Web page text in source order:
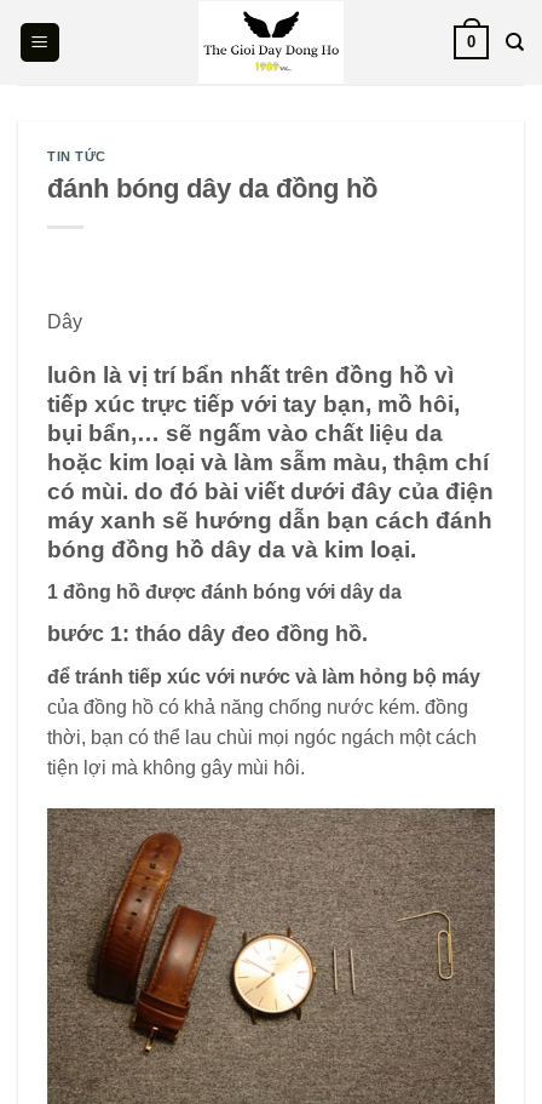
0
TIN TỨC
đánh bóng dây da đồng hồ
Dây
luôn là vị trí bẩn nhất trên đồng hồ vì
tiếp xúc trực tiếp với tay bạn, mồ hôi,
bụi bẩn,… sẽ ngấm vào chất liệu da
hoặc kim loại và làm sẫm màu, thậm chí
có mùi. do đó bài viết dưới đây của điện
máy xanh sẽ hướng dẫn bạn cách đánh
bóng đồng hồ dây da và kim loại.
1 đồng hồ được đánh bóng với dây da
bước 1: tháo dây đeo đồng hồ.
để tránh tiếp xúc với nước và làm hỏng bộ máy
của đồng hồ có khả năng chống nước kém. đồng
thời, bạn có thể lau chùi mọi ngóc ngách một cách
tiện lợi mà không gây mùi hôi.